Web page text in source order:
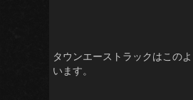
タウンエーストラックはこの
います。